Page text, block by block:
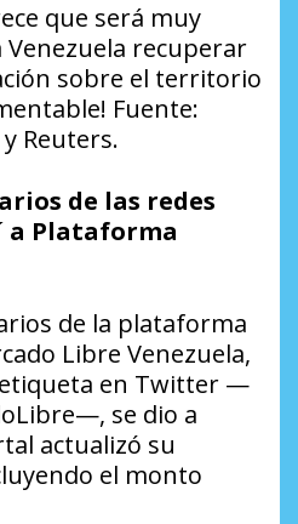
que será muy
recuperar
sobre el territorio
Fuente:
Reuters.
de las redes
a Plataforma
de la plataforma
Libre Venezuela,
en Twitter —
se dio a
actualizó su
el monto